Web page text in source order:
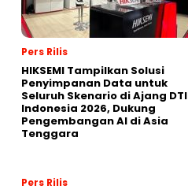
Pers Rilis
HIKSEMI Tampilkan Solusi
Penyimpanan Data untuk
Seluruh Skenario di Ajang DTI
Indonesia 2026, Dukung
Pengembangan AI di Asia
Tenggara
Pers Rilis